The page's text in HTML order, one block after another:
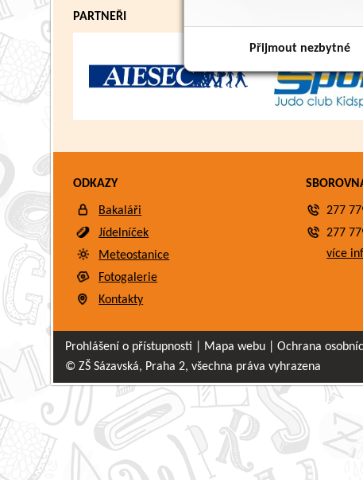
Přijmout nezbytné
PARTNEŘI
ODKAZY
Bakaláři
Jídelníček
Meteostanice
Fotogalerie
Kontakty
277
277
více
Prohlášení o přístupnosti Mapa webu |Ochrana
© ZŠ Sázavská, Praha 2, všechna práva vyhrazena